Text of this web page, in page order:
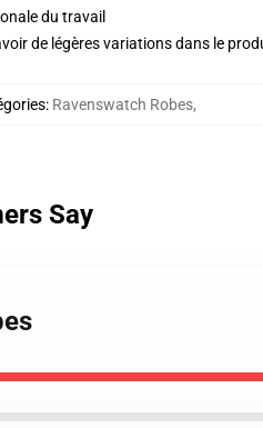
du travail
de légères variations dans le
: Ravenswatch Robes,
Say